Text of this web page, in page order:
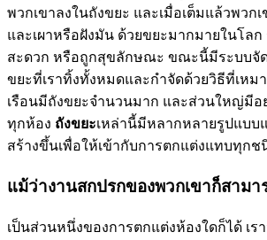
พวกเขาลงในถังขยะ และเมื่อเต็มแล้วพวก
และเผาหรือฝังมัน ด้วยขยะมากมายในโล
สะดวก หรือถูกสุขลักษณะ ขณะนี้มีระบบจั
ขยะที่เราทิ้งทั้งหมดและกำจัดด้วยวิธีที่เหม
เรือนมีถังขยะจำนวนมาก และส่วนใหญ่มีอ
ทุกห้อง ถังขยะเหล่านี้มีหลากหลายรูปแบบ
สร้างขึ้นเพื่อให้เข้ากับการตกแต่งแทบทุกช
แม้ว่างานสกปรกของพวกเขาก็สามา
เป็นส่วนหนึ่งของการตกแต่งห้องใดก็ได้ เร